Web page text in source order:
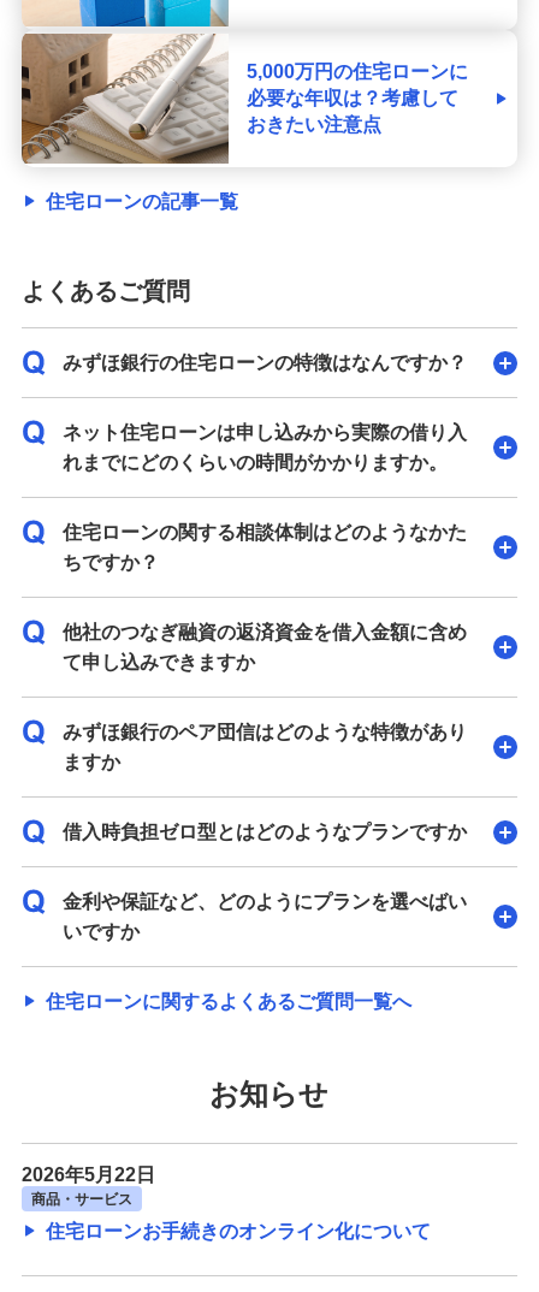
5,000万円の住宅ローンに
必要な年収は？考慮して
おきたい注意点
住宅ローンの記事一覧
よくあるご質問
みずほ銀行の住宅ローンの特徴はなんですか？
ネット住宅ローンは申し込みから実際の借り入
れまでにどのくらいの時間がかかりますか。
住宅ローンの関する相談体制はどのようなかた
ちですか？
他社のつなぎ融資の返済資金を借入金額に含め
て申し込みできますか
みずほ銀行のペア団信はどのような特徴があり
ますか
借入時負担ゼロ型とはどのようなプランですか
金利や保証など、どのようにプランを選べばい
いですか
住宅ローンに関するよくあるご質問一覧へ
お知らせ
2026年5月22日
商品・サービス
住宅ローンお手続きのオンライン化について